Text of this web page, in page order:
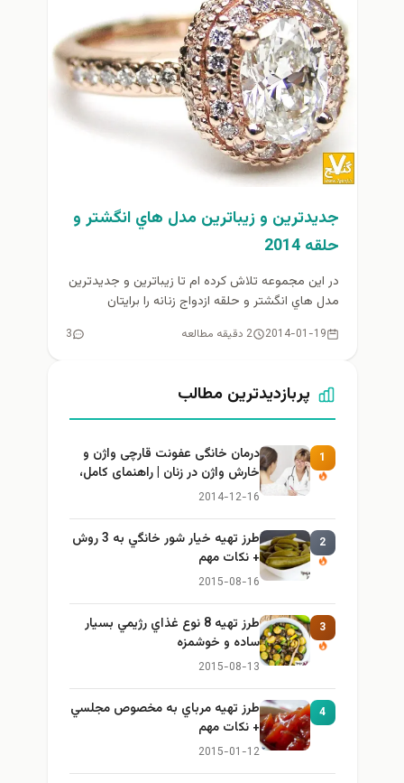
جديدترين و زيباترين مدل هاي انگشتر و
حلقه 2014
در اين مجموعه تلاش كرده ام تا زيباترين و جديدترين
مدل هاي انگشتر و حلقه ازدواج زنانه را برايتان
2014-01-19 2 دقیقه مطالعه 3
پربازدیدترین مطالب
1
درمان خانگی عفونت قارچی واژن و
خارش واژن در زنان | راهنمای کامل،
ایمن و کاربردی
2014-12-16
2
طرز تهيه خیار شور خانگي به 3 روش
+ نكات مهم
2015-08-16
3
طرز تهيه 8 نوع غذاي رژيمي بسيار
ساده و خوشمزه
2015-08-13
4
طرز تهيه مرباي به مخصوص مجلسي
+ نكات مهم
2015-01-12